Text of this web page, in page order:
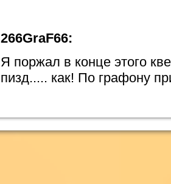
266GraF66:
Я поржал в конце этого
пизд..... как! По графону